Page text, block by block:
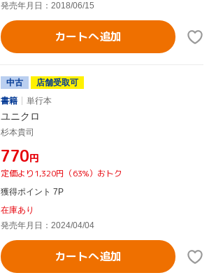
発売年月日：2018/06/15
カートへ追加
中古
店舗受取可
書籍
単行本
ユニクロ
杉本貴司
¥770円
定価より1,320円（63%）おトク
獲得ポイント 7P
在庫あり
発売年月日：2024/04/04
カートへ追加